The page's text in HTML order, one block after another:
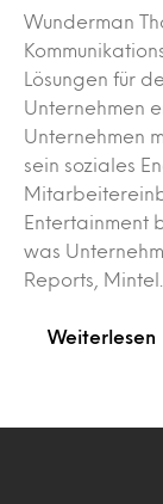
Wunderman
Lösungen für
Unternehmen
Unternehmen
sein soziales
Entertainment
was
Reports,
Weiterlesen